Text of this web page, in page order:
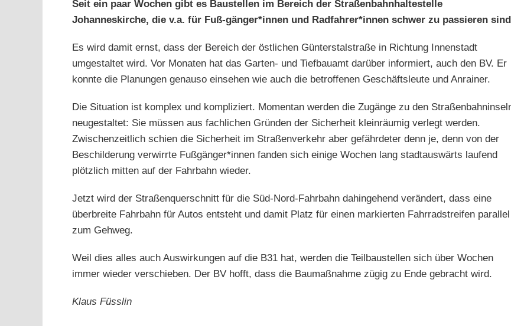
grösseres
Bild
Seit ein paar Wochen gibt es Baustellen im Bereich der Straßenbahnhaltestelle
Johanneskirche, die v.a. für Fuß-gänger*innen und Radfahrer*innen schwer zu passieren
Es wird damit ernst, dass der Bereich der östlichen Günterstalstraße in Richtung Innenstadt
umgestaltet wird. Vor Monaten hat das Garten- und Tiefbauamt darüber informiert, auch den BV. Er
konnte die Planungen genauso einsehen wie auch die betroffenen Geschäftsleute und Anrainer.
Die Situation ist komplex und kompliziert. Momentan werden die Zugänge zu den
neugestaltet: Sie müssen aus fachlichen Gründen der Sicherheit kleinräumig verlegt werden.
Zwischenzeitlich schien die Sicherheit im Straßenverkehr aber gefährdeter denn je, denn von der
Beschilderung verwirrte Fußgänger*innen fanden sich einige Wochen lang stadtauswärts laufend
plötzlich mitten auf der Fahrbahn wieder.
Jetzt wird der Straßenquerschnitt für die Süd-Nord-Fahrbahn dahingehend verändert, dass eine
überbreite Fahrbahn für Autos entsteht und damit Platz für einen markierten Fahrradstreifen parallel
zum Gehweg.
Weil dies alles auch Auswirkungen auf die B31 hat, werden die Teilbaustellen sich über Wochen
immer wieder verschieben. Der BV hofft, dass die Baumaßnahme zügig zu Ende gebracht wird.
Klaus Füsslin